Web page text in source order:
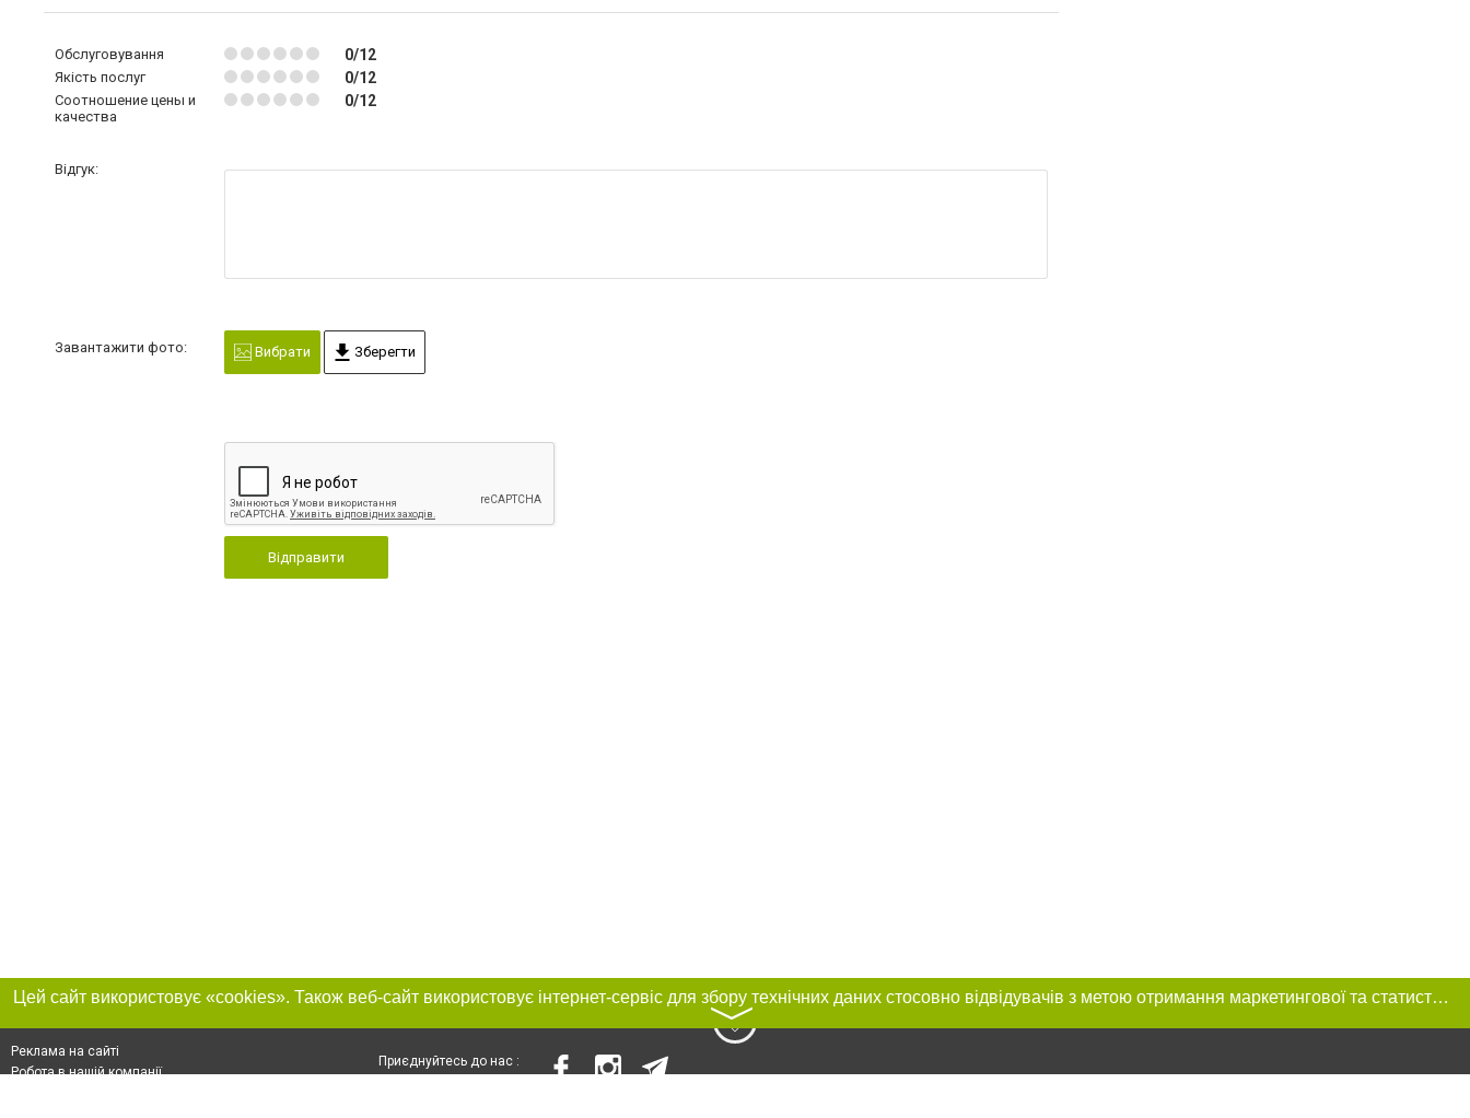
Обслуговування 0/12
Якість послуг 0/12
Соотношение цены и
качества
0/12
Відгук:
Завантажити фото: Вибрати Зберегти
Відправити
Цей сайт використовує «cookies». Також веб-сайт використовує інтернет-сервіс для збору технічних даних стосовно відвідувачів з метою отримання маркетингової та статистичної інформації. Умови обробки даних відвідувачів сайту див.
〉
Реклама на сайті
Робота в нашій компанії
Приєднуйтесь до нас :